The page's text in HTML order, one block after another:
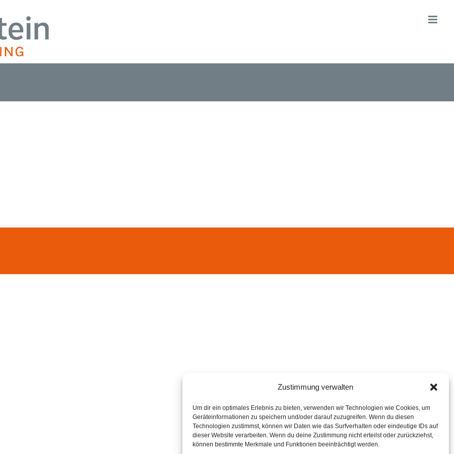
Zustimmung verwalten
Um dir ein optimales Erlebnis zu bieten, verwenden wir Technologien wie Cookies, um
Geräteinformationen zu speichern und/oder darauf zuzugreifen. Wenn du diesen
Technologien zustimmst, können wir Daten wie das Surfverhalten oder eindeutige IDs auf
dieser Website verarbeiten. Wenn du deine Zustimmung nicht erteilst oder zurückziehst,
können bestimmte Merkmale und Funktionen beeinträchtigt werden.